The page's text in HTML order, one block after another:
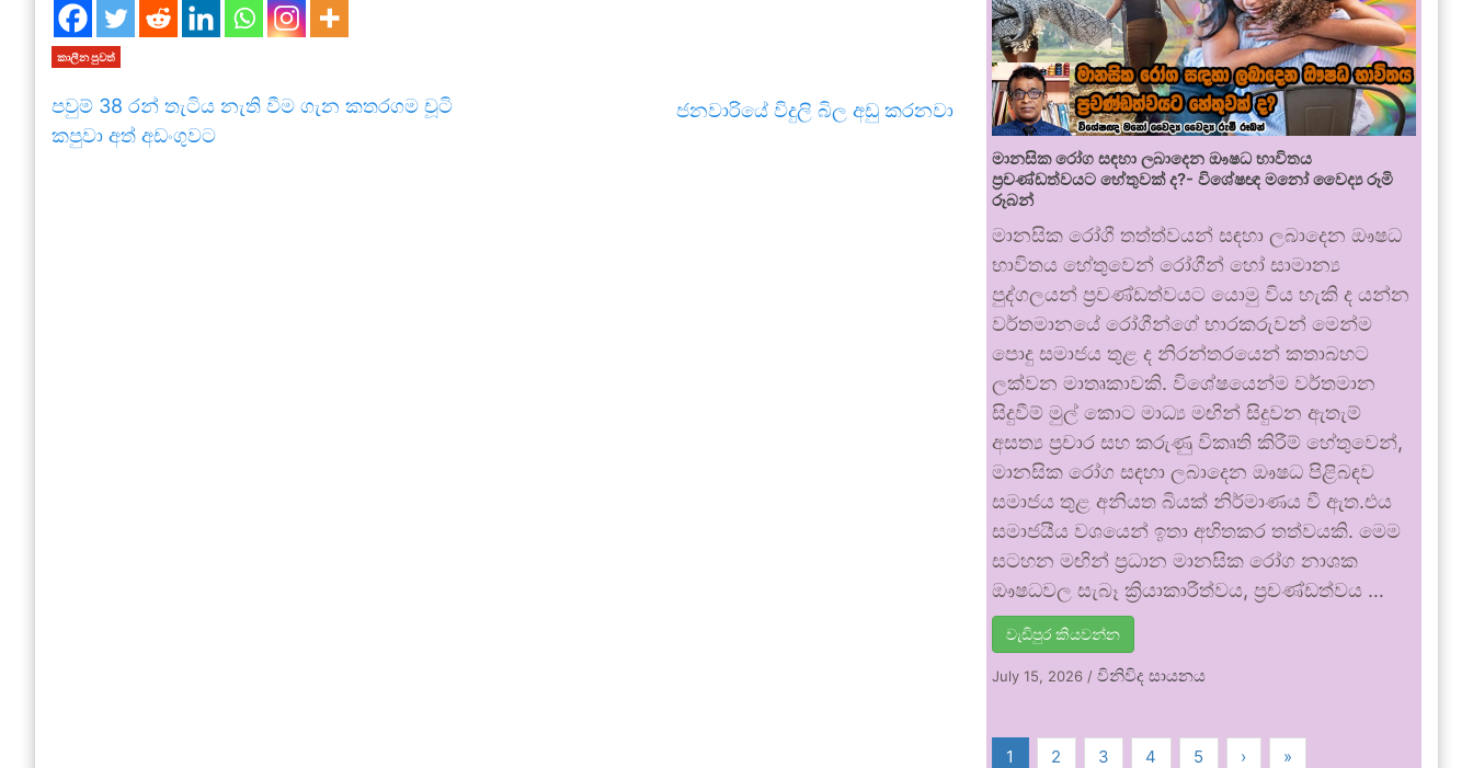
කාලීන පුවත්
පවුම් 38 රන් තැටිය නැති වීම ගැන කතරගම චූටි
කපුවා අත් අඩංගුවට
ජනවාරියේ විදුලි බිල අඩු කරනවා
මානසික රෝග සඳහා ලබාදෙන ඖෂධ භාවිතය
ප්‍රචණ්ඩත්වයට හේතුවක් ද?- විශේෂඥ මනෝ වෛද්‍ය රූමි
රූබන්
මානසික රෝගී තත්ත්වයන් සඳහා ලබාදෙන ඖෂධ
භාවිතය හේතුවෙන් රෝගීන් හෝ සාමාන්‍ය
පුද්ගලයන් ප්‍රචණ්ඩත්වයට යොමු විය හැකි ද යන්න
වර්තමානයේ රෝගීන්ගේ භාරකරුවන් මෙන්ම
පොදු සමාජය තුළ ද නිරන්තරයෙන් කතාබහට
ලක්වන මාතෘකාවකි. විශේෂයෙන්ම වර්තමාන
සිදුවීම් මුල් කොට මාධ්‍ය මඟින් සිදුවන ඇතැම්
අසත්‍ය ප්‍රචාර සහ කරුණු විකෘති කිරීම් හේතුවෙන්,
මානසික රෝග සඳහා ලබාදෙන ඖෂධ පිළිබඳව
සමාජය තුළ අනියත බියක් නිර්මාණය වී ඇත.එය
සමාජයීය වශයෙන් ඉතා අහිතකර තත්වයකි. මෙම
සටහන මඟින් ප්‍රධාන මානසික රෝග නාශක
ඖෂධවල සැබෑ ක්‍රියාකාරීත්වය, ප්‍රචණ්ඩත්වය …
වැඩිපුර කියවන්න
July 15, 2026 /විනිවිද සායනය
1 2 3 4 5 › »